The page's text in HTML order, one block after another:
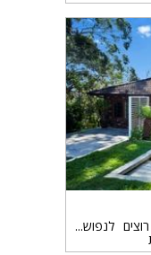
לנפוש